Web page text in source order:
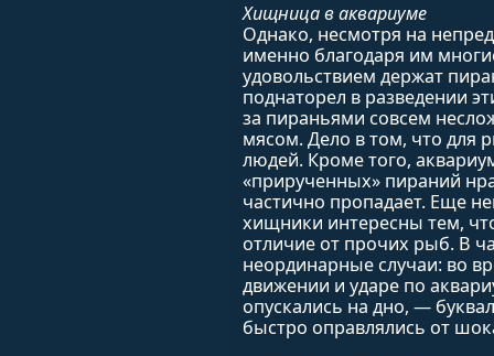
Хищница в аквариуме
Однако, несмотря на
именно благодаря им
удовольствием держат
поднаторел в разведении
за пираньями совсем
мясом. Дело в том, что для
людей. Кроме того,
«прирученных» пираний
частично пропадает. Еще
хищники интересны тем,
отличие от прочих рыб. В
неординарные случаи: во
движении и ударе по
опускались на дно, —
быстро оправлялись от